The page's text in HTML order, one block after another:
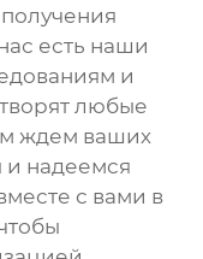
есть наши
и
любые
ждем ваших
надеемся
с вами в